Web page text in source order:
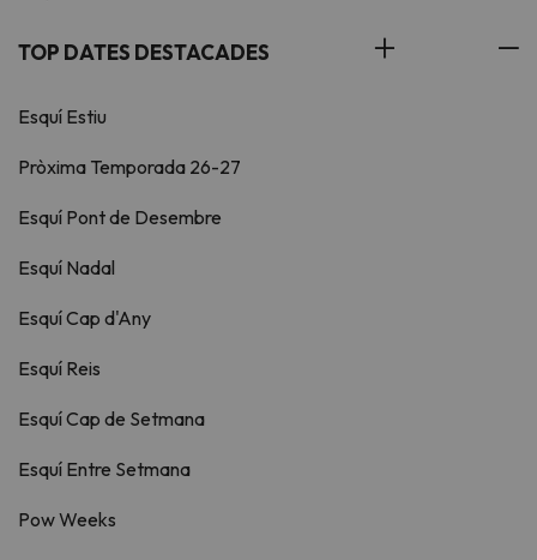
TOP DATES DESTACADES
Esquí Estiu
Pròxima Temporada 26-27
Esquí Pont de Desembre
Esquí Nadal
Esquí Cap d'Any
Esquí Reis
Esquí Cap de Setmana
Esquí Entre Setmana
Pow Weeks